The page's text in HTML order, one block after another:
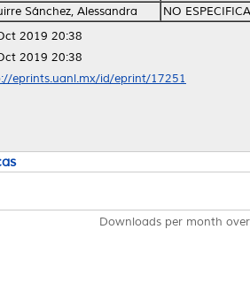
Sánchez, Alessandra
NO
2019 20:38
2019 20:38
eprints.uanl.mx/id/eprint/17251
Downloads per month